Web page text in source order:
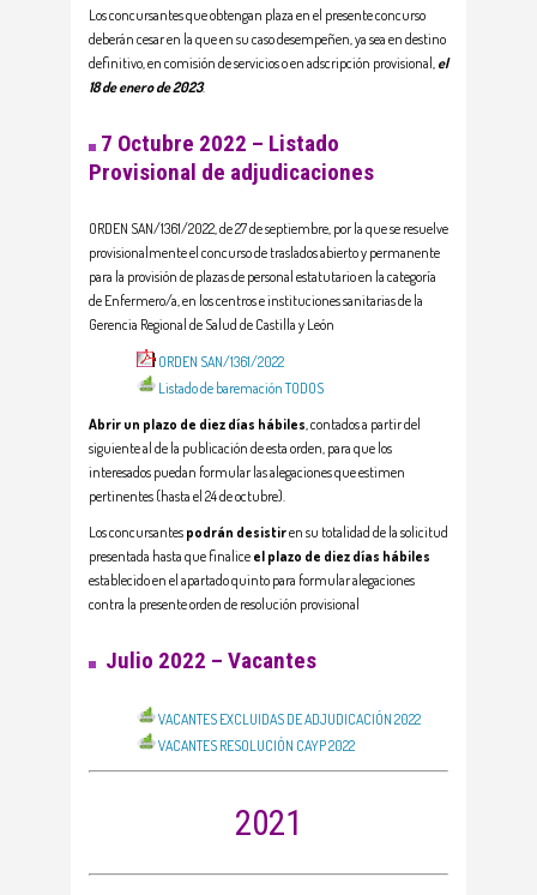
Los concursantes que obtengan plaza en el presente concurso
deberán cesar en la que en su caso desempeñen, ya sea en destino
definitivo, en comisión de servicios o en adscripción provisional, el
18 de enero de 2023.
7 Octubre 2022 – Listado
Provisional de adjudicaciones
ORDEN SAN/1361/2022, de 27 de septiembre, por la que se resuelve
provisionalmente el concurso de traslados abierto y permanente
para la provisión de plazas de personal estatutario en la categoría
de Enfermero/a, en los centros e instituciones sanitarias de la
Gerencia Regional de Salud de Castilla y León
ORDEN SAN/1361/2022
Listado de baremación TODOS
Abrir un plazo de diez días hábiles, contados a partir del
siguiente al de la publicación de esta orden, para que los
interesados puedan formular las alegaciones que estimen
pertinentes (hasta el 24 de octubre).
Los concursantes podrán desistiren su totalidad de la solicitud
presentada hasta que finalice el plazo de diez días hábiles
establecido en el apartado quinto para formular alegaciones
contra la presente orden de resolución provisional
Julio 2022 – Vacantes
VACANTES EXCLUIDAS DE ADJUDICACIÓN 2022
VACANTES RESOLUCIÓN CAYP 2022
2021